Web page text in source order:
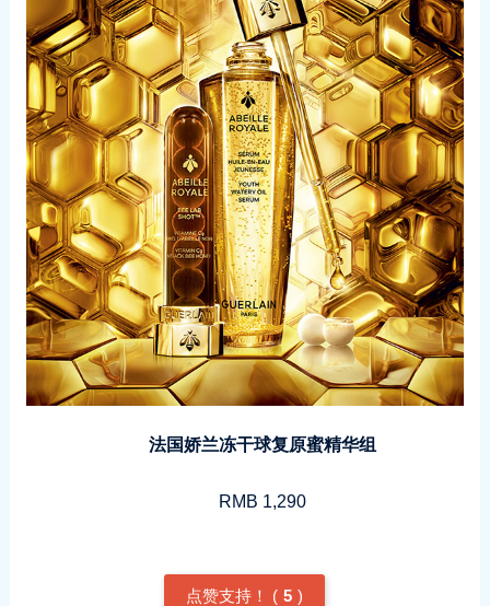
法国娇兰冻干球复原蜜精华组
RMB 1,290
点赞支持！ ( 5 )